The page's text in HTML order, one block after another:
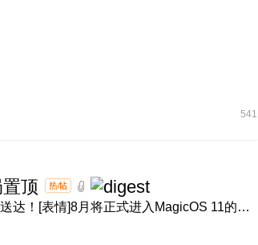
541
[表情]盛夏正浓，体验进阶！产品经理回音壁8月体验升级资讯已送达！[表情]8月将正式进入MagicOS 11的升级节奏，内 ...